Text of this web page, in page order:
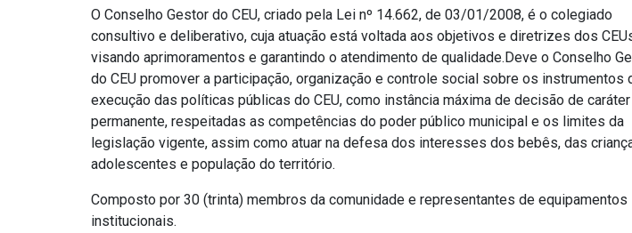
O Conselho Gestor do CEU, criado pela Lei nº 14.662, de 03/01/2008, é o colegiado
consultivo e deliberativo, cuja atuação está voltada aos objetivos e diretrizes dos
visando aprimoramentos e garantindo o atendimento de qualidade.Deve o Conselho
do CEU promover a participação, organização e controle social sobre os instrumentos
execução das políticas públicas do CEU, como instância máxima de decisão de caráter
permanente, respeitadas as competências do poder público municipal e os limites da
legislação vigente, assim como atuar na defesa dos interesses dos bebês, das
adolescentes e população do território.
Composto por 30 (trinta) membros da comunidade e representantes de equipamentos
institucionais.